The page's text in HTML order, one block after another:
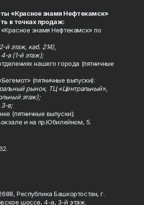
«Красное знамя Нефтекамск»
в точках продаж:
знамя Нефтекамск» по
й этаж, каб. 214),
а (1-й этаж);
нашего города (пятничные
(пятничные выпуски):
рынок, ТЦ «Центральный»,
этаж);
в;
(пятничные выпуски);
и на пр.Юбилейном, 5.
Республика Башкортостан, г.
шоссе, 4-а, 3-й этаж.